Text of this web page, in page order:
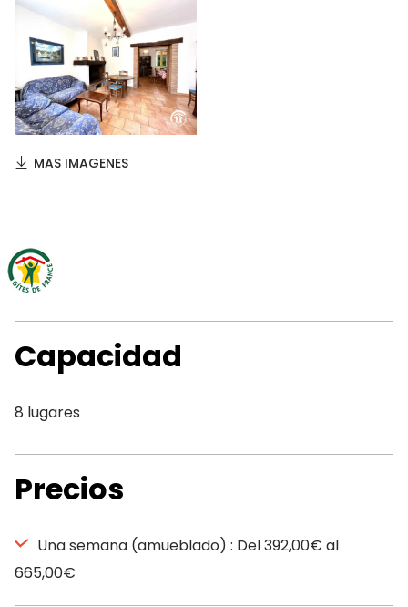
MAS IMAGENES
Capacidad
8 lugares
Precios
Una semana (amueblado) : Del 392,00€ al
665,00€